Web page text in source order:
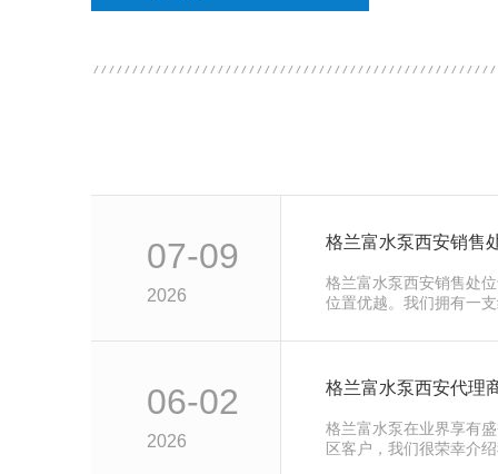
07-09
2026
格兰富水泵西安销售
格兰富水泵西安销售处
位置优越。我们拥有一
06-02
2026
格兰富水泵西安代理
格兰富水泵在业界享有
区客户，我们很荣幸介